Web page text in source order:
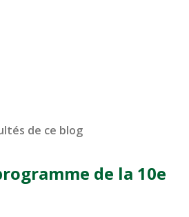
de ce blog
de la 10e